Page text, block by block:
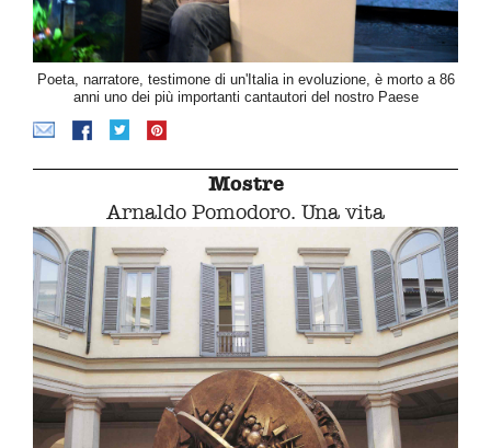
Poeta, narratore, testimone di un'Italia in evoluzione, è morto a 86
anni uno dei più importanti cantautori del nostro Paese
Mostre
Arnaldo Pomodoro. Una vita